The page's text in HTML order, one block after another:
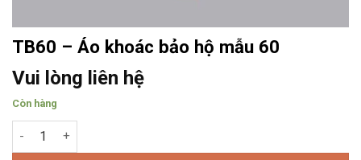
TB60 – Áo khoác bảo hộ mẫu 60
Vui lòng liên hệ
Còn hàng
TB60 - Áo khoác bảo hộ mẫu 60 số lượng